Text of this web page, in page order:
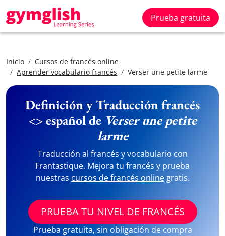
Prueba gratuita
Inicio
Cursos de francés online
Aprender vocabulario francés
Verser une petite larme
Definición y Traducción francés
<> español de Verser une petite
larme
Traducción al francés y vocabulario con
Frantastique. Mejora tu francés y prueba
nuestras cursos de francés onlinegratis.
PRUEBA TU NIVEL DE FRANCÉS
Prueba gratuita, sin obligación de compra